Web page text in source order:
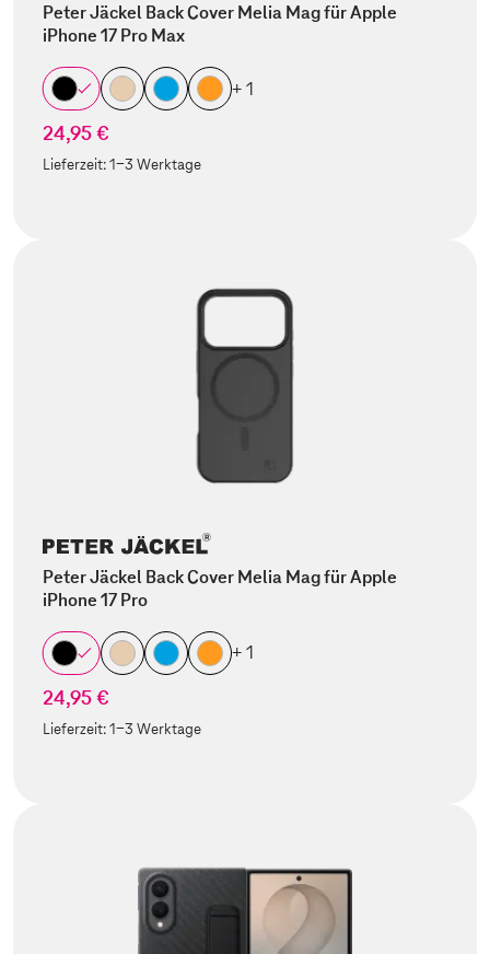
Peter Jäckel Back Cover Melia Mag für Apple
iPhone 17 Pro Max
+ 1
24,95 €
Lieferzeit:1-3 Werktage
Peter Jäckel Back Cover Melia Mag für Apple
iPhone 17 Pro
+ 1
24,95 €
Lieferzeit:1-3 Werktage